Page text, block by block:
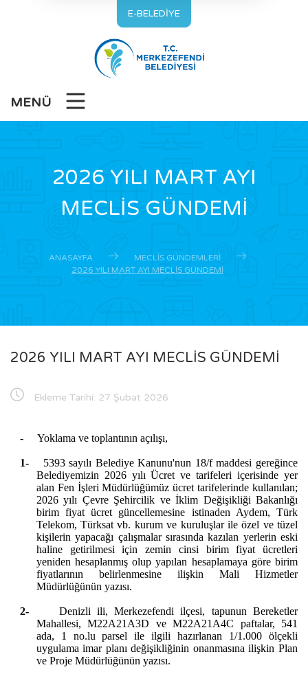
E-BELEDİYE
MENÜ
2026 YILI MART AYI
MECLİS GÜNDEMİ
ANASAYFA
MECLIS GÜNDEMLERI
2026 YILI MART AYI MECLİS GÜNDEMİ
2026 YILI MART AYI MECLİS GÜNDEMİ
Ekleme Tarihi: 27 Şubat 2026
- Yoklama ve toplantının açılışı,
1-
5393 sayılı Belediye Kanunu'nun 18/f maddesi gereğince
Belediyemizin 2026 yılı Ücret ve tarifeleri içerisinde yer
alan Fen İşleri Müdürlüğümüz ücret tarifelerinde kullanılan;
2026 yılı Çevre Şehircilik ve İklim Değişikliği Bakanlığı
birim fiyat ücret güncellemesine istinaden Aydem, Türk
Telekom, Türksat vb. kurum ve kuruluşlar ile özel ve tüzel
kişilerin yapacağı çalışmalar sırasında kazılan yerlerin eski
haline getirilmesi için zemin cinsi birim fiyat ücretleri
yeniden hesaplanmış olup yapılan hesaplamaya göre birim
fiyatlarının belirlenmesine ilişkin Mali Hizmetler
Müdürlüğünün yazısı.
2-
Denizli ili, Merkezefendi ilçesi, tapunun Bereketler
Mahallesi, M22A21A3D ve M22A21A4C paftalar, 541
ada, 1 no.lu parsel ile ilgili hazırlanan 1/1.000 ölçekli
uygulama imar planı değişikliğinin onanmasına ilişkin Plan
ve Proje Müdürlüğünün yazısı.